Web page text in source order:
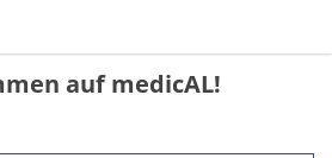
auf medicAL!